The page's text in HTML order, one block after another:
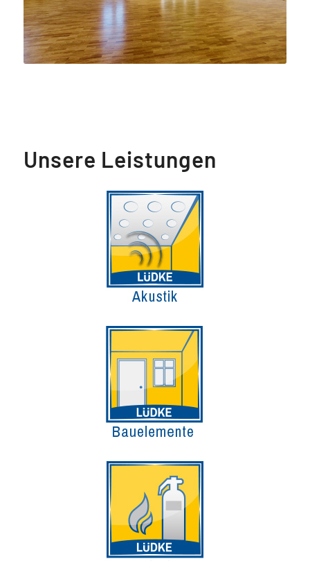
Unsere Leistungen